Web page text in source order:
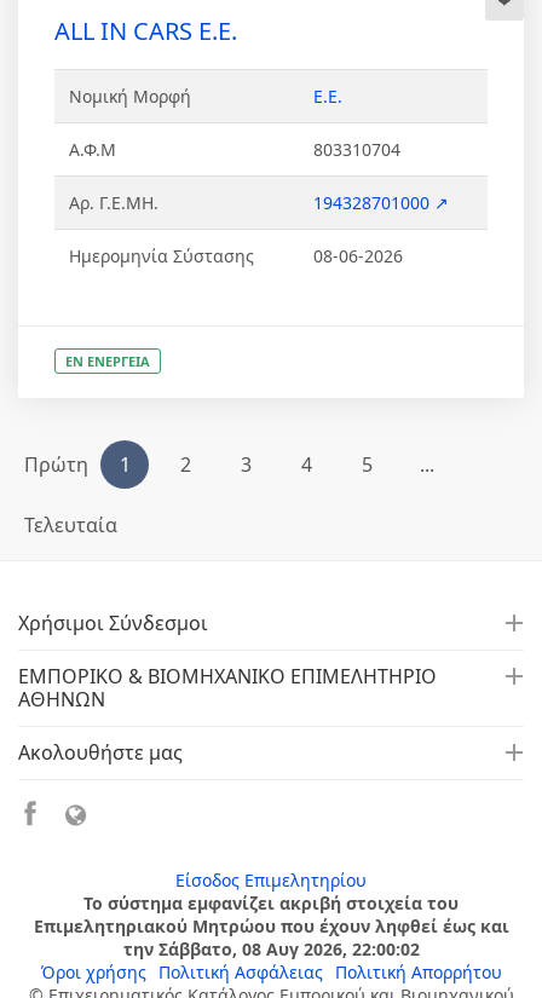
ALL IN CARS Ε.Ε.
Νομική Μορφή Ε.Ε.
Α.Φ.Μ 803310704
Αρ. Γ.Ε.ΜΗ. 194328701000 ↗
Ημερομηνία Σύστασης 08-06-2026
ΕΝ ΕΝΕΡΓΕΙΑ
Πρώτη 1 2 3 4 5 ...
Τελευταία
Χρήσιμοι Σύνδεσμοι
ΕΜΠΟΡΙΚΟ & ΒΙΟΜΗΧΑΝΙΚΟ ΕΠΙΜΕΛΗΤΗΡΙΟ
ΑΘΗΝΩΝ
Ακολουθήστε μας
Είσοδος Επιμελητηρίου
Το σύστημα εμφανίζει ακριβή στοιχεία του
Επιμελητηριακού Μητρώου που έχουν ληφθεί έως και
την Σάββατο, 08 Αυγ 2026, 22:00:02
Όροι χρήσης
Πολιτική Ασφάλειας
Πολιτική Απορρήτου